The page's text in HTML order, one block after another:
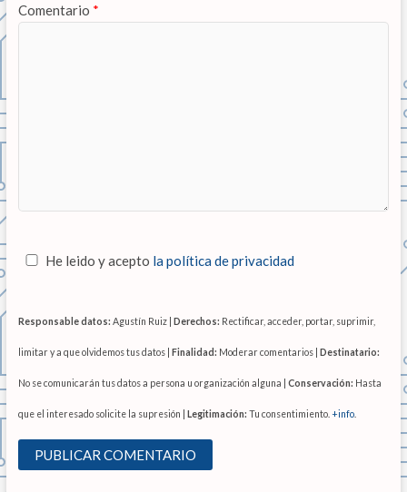
Comentario *
He leido y acepto la política de privacidad
Responsable datos: Agustín Ruiz | Derechos: Rectificar, acceder, portar, suprimir,
limitar y a que olvidemos tus datos | Finalidad: Moderar comentarios | Destinatario:
No se comunicarán tus datos a persona u organización alguna | Conservación: Hasta
que el interesado solicite la supresión | Legitimación: Tu consentimiento. +info.